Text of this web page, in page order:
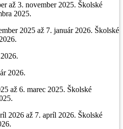
až 3. november 2025. Školské
2025.
2025 až 7. január 2026. Školské
2026.
až 6. marec 2025. Školské
2026 až 7. apríl 2026. Školské